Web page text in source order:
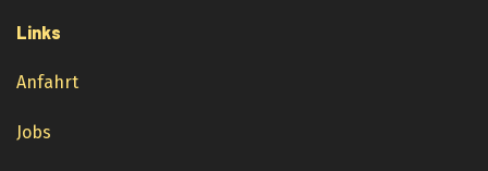
Links
Anfahrt
Jobs